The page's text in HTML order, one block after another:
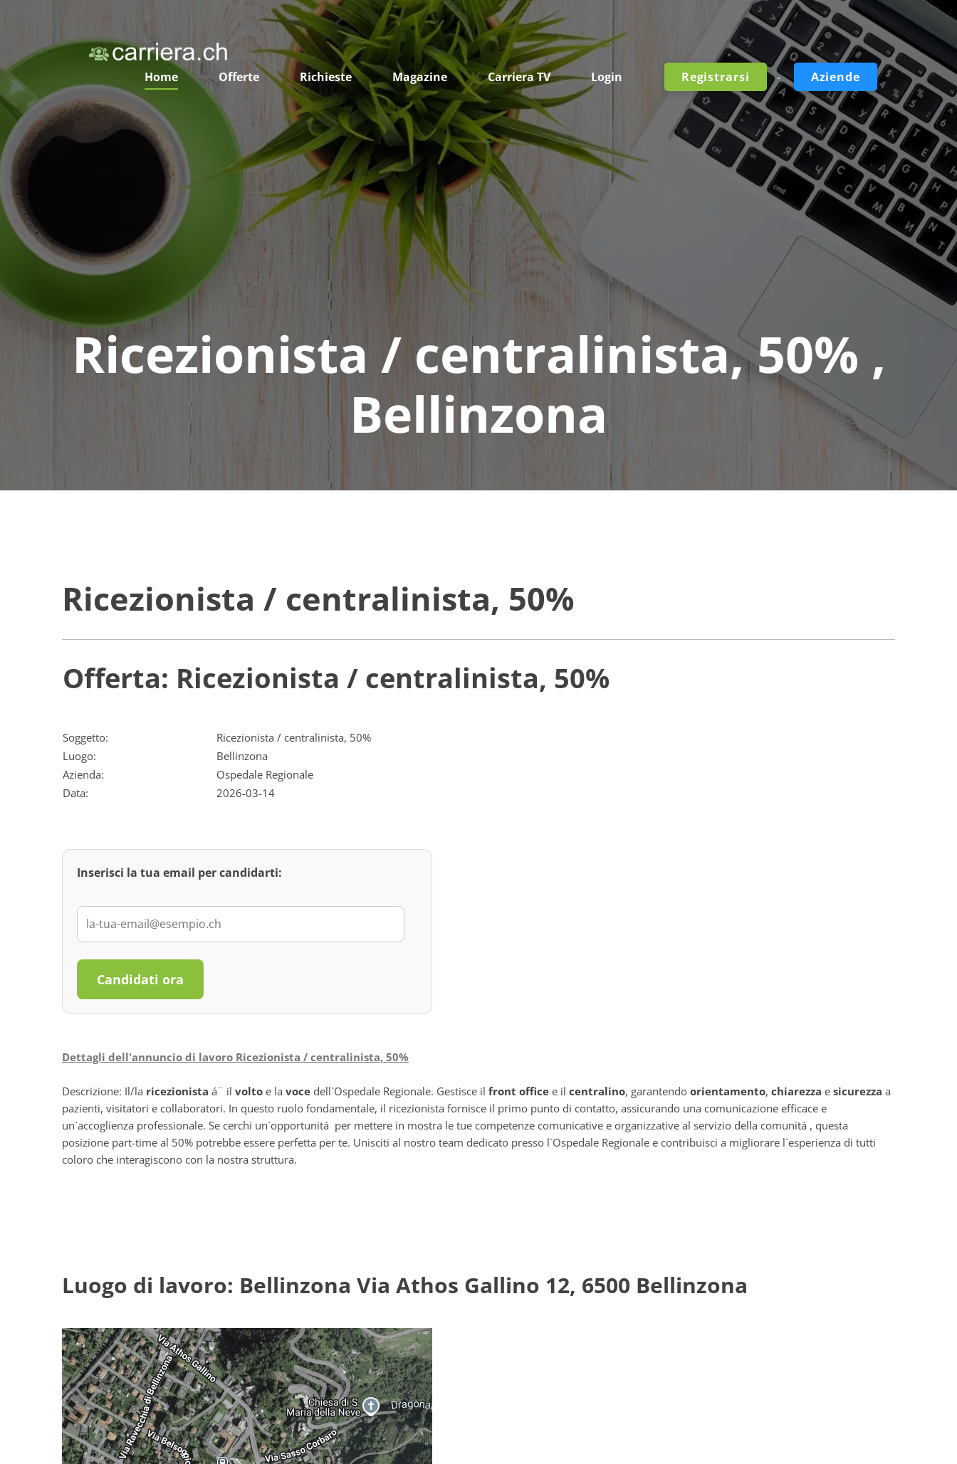
Home Offerte Richieste Magazine Carriera TV Login Registrarsi - Aziende
Ricezionista / centralinista, 50% ,
Bellinzona
Ricezionista / centralinista, 50%
Offerta: Ricezionista / centralinista, 50%
Soggetto:
Ricezionista / centralinista, 50%
Luogo:
Bellinzona
Azienda:
Ospedale Regionale
Data:
2026-03-14
Inserisci la tua email per candidarti:
Candidati ora
Dettagli dell'annuncio di lavoro Ricezionista / centralinista, 50%
Descrizione: Il/la ricezionista á¨ il volto e la voce dell`Ospedale Regionale. Gestisce il front office e il centralino, garantendo orientamento, chiarezza e sicurezza a
pazienti, visitatori e collaboratori. In questo ruolo fondamentale, il ricezionista fornisce il primo punto di contatto, assicurando una comunicazione efficace e
un`accoglienza professionale. Se cerchi un`opportunitá per mettere in mostra le tue competenze comunicative e organizzative al servizio della comunitá , questa
posizione part-time al 50% potrebbe essere perfetta per te. Unisciti al nostro team dedicato presso l`Ospedale Regionale e contribuisci a migliorare l`esperienza di tutti
coloro che interagiscono con la nostra struttura.
Luogo di lavoro: Bellinzona Via Athos Gallino 12, 6500 Bellinzona